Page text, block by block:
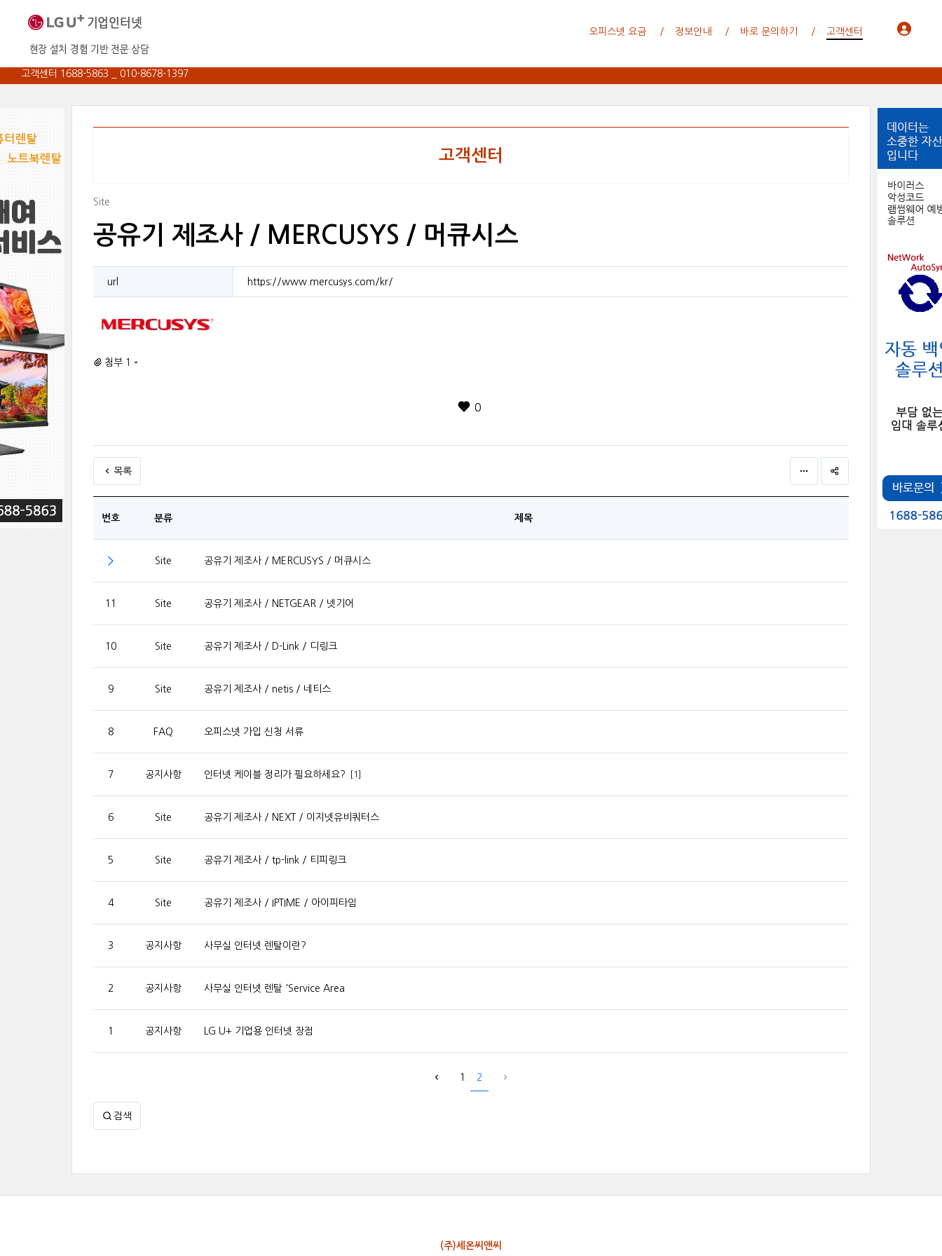
오피스넷 요금 정보안내 바로 문의하기 고객센터
고객센터 1688-5863 _ 010-8678-1397
고객센터
Site
공유기 제조사 / MERCUSYS / 머큐시스
url https://www.mercusys.com/kr/
첨부 1
0
목록
번호 분류 제목
Site 공유기 제조사 / MERCUSYS / 머큐시스
11 Site 공유기 제조사 / NETGEAR / 넷기어
10 Site 공유기 제조사 / D-Link / 디링크
9 Site 공유기 제조사 / netis / 네티스
8 FAQ 오피스넷 가입 신청 서류
7 공지사항 인터넷 케이블 정리가 필요하세요? [1]
6 Site 공유기 제조사 / NEXT / 이지넷유비쿼터스
5 Site 공유기 제조사 / tp-link / 티피링크
4 Site 공유기 제조사 / IPTIME / 아이피타임
3 공지사항 사무실 인터넷 렌탈이란?
2 공지사항 사무실 인터넷 렌탈 'Service Area
1 공지사항 LG U+ 기업용 인터넷 장점
1 2
검색
(주)세온씨앤씨